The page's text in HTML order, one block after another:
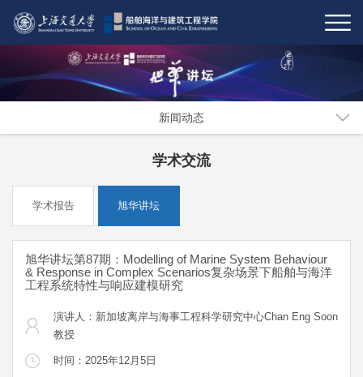
新闻动态
学术交流
学术报告 旭华讲坛
旭华讲坛第87期：Modelling of Marine System Behaviour
& Response in Complex Scenarios复杂场景下船舶与海洋
工程系统特性与响应建模研究
演讲人：新加坡离岸与海事工程科学研究中心Chan Eng Soon
教授
时间：2025年12月5日